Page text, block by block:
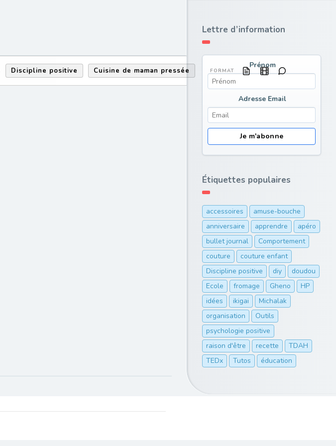
Discipline positive Cuisine de maman pressée FORMAT
Lettre d’information
Prénom
Adresse Email
Étiquettes populaires
accessoires
amuse-bouche
anniversaire
apprendre
apéro
bullet journal
Comportement
couture
couture enfant
Discipline positive
diy
doudou
Ecole
fromage Gheno
HP
idées
ikigai
Michalak
organisation
Outils
psychologie positive
raison d'être
recette
TDAH
TEDx
Tutos éducation